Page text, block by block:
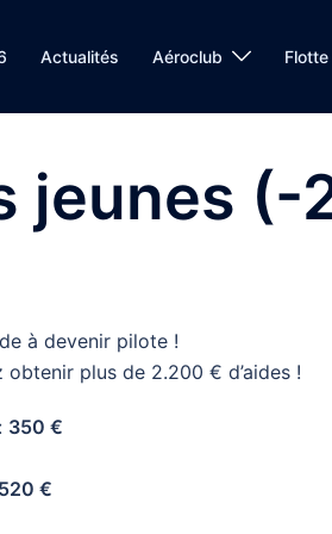
Actualités Aéroclub Flotte
jeunes (-
à devenir pilote !
plus de 2.200 € d’aides !
350 €
€